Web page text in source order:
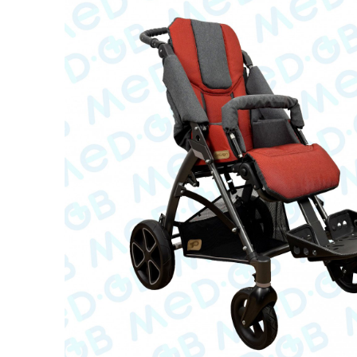
Респираторное оборудование
Подъёмники для инвалидов